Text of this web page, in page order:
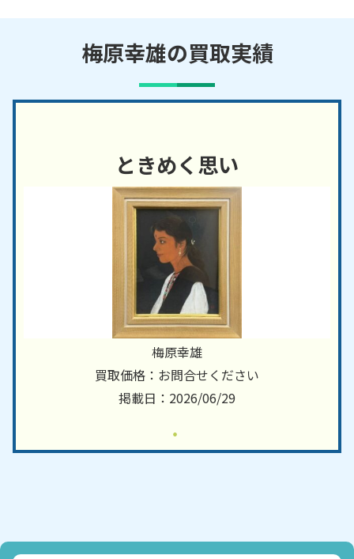
梅原幸雄の買取実績
ときめく思い
梅原幸雄
買取価格：お問合せください
掲載日：2026/06/29